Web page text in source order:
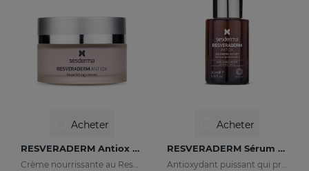
Acheter
RESVERADERM Antiox Crème Nourrissante
Crème nourrissante au Resvératrol
Acheter
RESVERADERM Sérum Liposomal
Antioxydant puissant qui protège la peau des agressions extérieures